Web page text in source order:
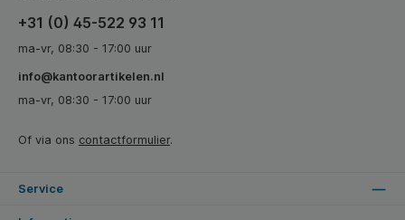
+31 (0) 45-522 93 11
ma-vr, 08:30 - 17:00 uur
info@kantoorartikelen.nl
ma-vr, 08:30 - 17:00 uur
Of via ons contactformulier.
Service